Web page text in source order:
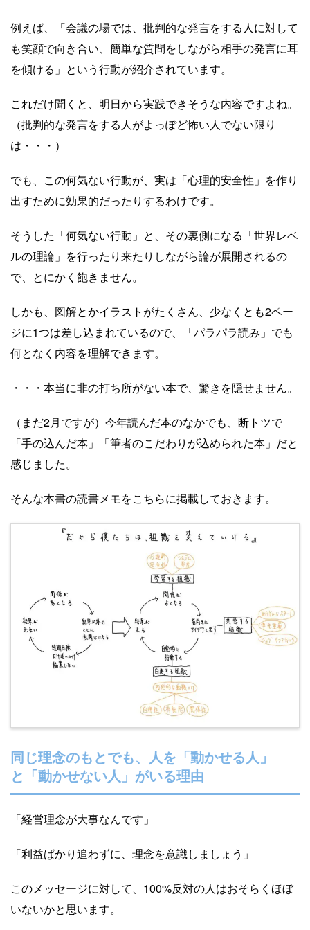
例えば、「会議の場では、批判的な発言をする人に対して
も笑顔で向き合い、簡単な質問をしながら相手の発言に耳
を傾ける」という行動が紹介されています。
これだけ聞くと、明日から実践できそうな内容ですよね。
（批判的な発言をする人がよっぽど怖い人でない限り
は・・・）
でも、この何気ない行動が、実は「心理的安全性」を作り
出すために効果的だったりするわけです。
そうした「何気ない行動」と、その裏側になる「世界レベ
ルの理論」を行ったり来たりしながら論が展開されるの
で、とにかく飽きません。
しかも、図解とかイラストがたくさん、少なくとも2ペー
ジに1つは差し込まれているので、「パラパラ読み」でも
何となく内容を理解できます。
・・・本当に非の打ち所がない本で、驚きを隠せません。
（まだ2月ですが）今年読んだ本のなかでも、断トツで
「手の込んだ本」「筆者のこだわりが込められた本」だと
感じました。
そんな本書の読書メモをこちらに掲載しておきます。
同じ理念のもとでも、人を「動かせる人」
と「動かせない人」がいる理由
「経営理念が大事なんです」
「利益ばかり追わずに、理念を意識しましょう」
このメッセージに対して、100%反対の人はおそらくほぼ
いないかと思います。